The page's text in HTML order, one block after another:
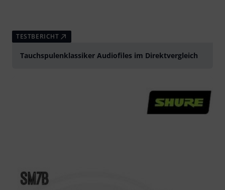
TESTBERICHT
Tauchspulenklassiker Audiofiles im Direktvergleich